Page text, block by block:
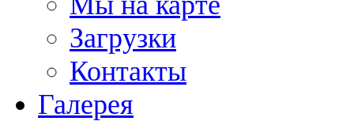
Загрузки
Контакты
Галерея